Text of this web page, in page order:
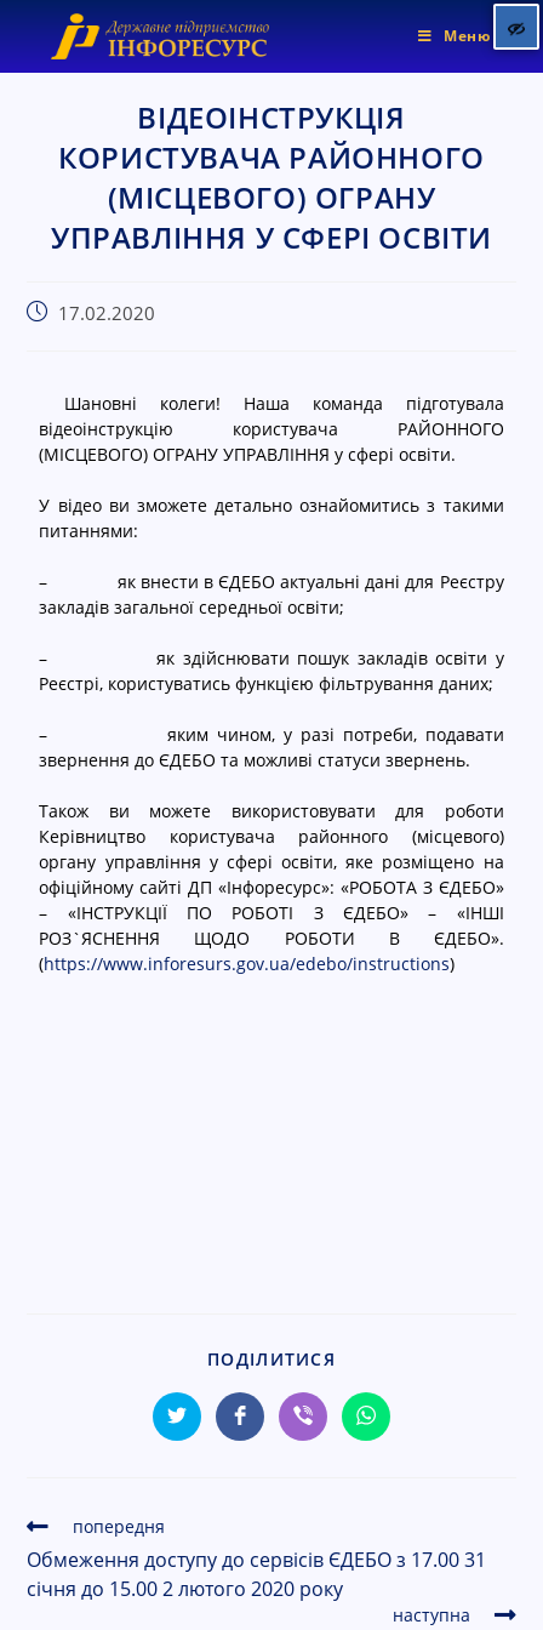
title Позначити заголовки
settings Колір фону
zoom_out Зменшити
remove_circle_outline Зменшити шрифт
brightness_high Яскравіший контраст
brightness_low Темніший контраст
font_download
Позначити посилання
С
к
н
у
и
п
р
а
м
е
т
и
cached
Меню
ВІДЕОІНСТРУКЦІЯ
КОРИСТУВАЧА РАЙОННОГО
(МІСЦЕВОГО) ОГРАНУ
УПРАВЛІННЯ У СФЕРІ ОСВІТИ
17.02.2020
Шановні колеги! Наша команда підготувала
відеоінструкцію користувача РАЙОННОГО
(МІСЦЕВОГО) ОГРАНУ УПРАВЛІННЯ у сфері освіти.
У відео ви зможете детально ознайомитись з такими
питаннями:
– як внести в ЄДЕБО актуальні дані для Реєстру
закладів загальної середньої освіти;
– як здійснювати пошук закладів освіти у
Реєстрі, користуватись функцією фільтрування даних;
– яким чином, у разі потреби, подавати
звернення до ЄДЕБО та можливі статуси звернень.
Також ви можете використовувати для роботи
Керівництво користувача районного (місцевого)
органу управління у сфері освіти, яке розміщено на
офіційному сайті ДП «Інфоресурс»: «РОБОТА З ЄДЕБО»
– «ІНСТРУКЦІЇ ПО РОБОТІ З ЄДЕБО» – «ІНШІ
РОЗ`ЯСНЕННЯ ЩОДО РОБОТИ В ЄДЕБО».
(https://www.inforesurs.gov.ua/edebo/instructions)
ПОДІЛИТИСЯ
попередня
Обмеження доступу до сервісів ЄДЕБО з 17.00 31
січня до 15.00 2 лютого 2020 року
наступна